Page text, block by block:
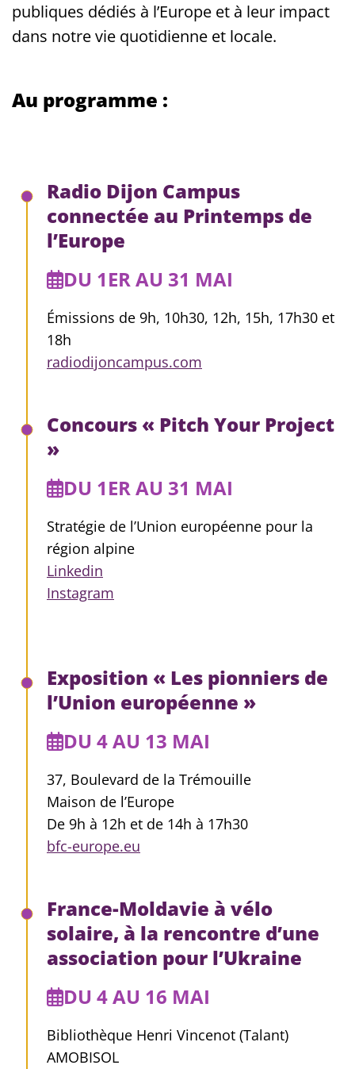
publiques dédiés à l’Europe et à leur impact
dans notre vie quotidienne et locale.
Au programme :
Radio Dijon Campus
connectée au Printemps de
l’Europe
DU 1ER AU 31 MAI
Émissions de 9h, 10h30, 12h, 15h, 17h30 et
18h
radiodijoncampus.com
Concours « Pitch Your Project
»
DU 1ER AU 31 MAI
Stratégie de l’Union européenne pour la
région alpine
Linkedin
Instagram
Exposition « Les pionniers de
l’Union européenne »
DU 4 AU 13 MAI
37, Boulevard de la Trémouille
Maison de l’Europe
De 9h à 12h et de 14h à 17h30
bfc-europe.eu
France-Moldavie à vélo
solaire, à la rencontre d’une
association pour l’Ukraine
DU 4 AU 16 MAI
Bibliothèque Henri Vincenot (Talant)
AMOBISOL